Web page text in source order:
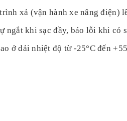
xả (vận hành xe nâng điện)
ngắt khi sạc đầy, báo lỗi khi có
ở dải nhiệt độ từ -25°C đến